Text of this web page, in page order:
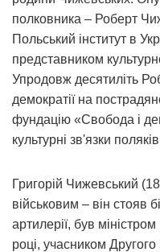
полковника – Роберт
Польський інститут в
представником
Упродовж десятиліть
демократії на
фундацію «Свобода і
культурні зв'язки
Григорій Чижевський
військовим – він стояв
артилерії, був
році, учасником